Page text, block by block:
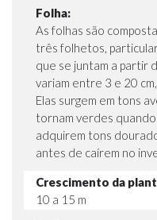
Folha:
As folhas são
três folhetos,
que se juntam a partir
variam entre 3 e 20
Elas surgem em tons
tornam verdes
adquirem tons
antes de caírem no
Crescimento da
10 a 15 m